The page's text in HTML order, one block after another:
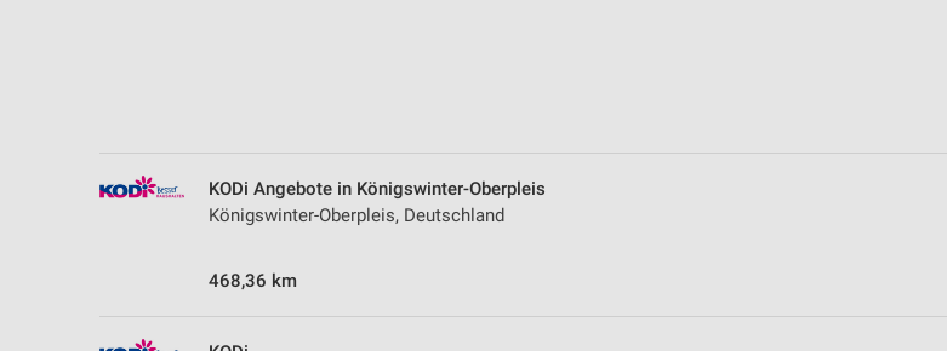
KODi Angebote in Königswinter-Oberpleis
Königswinter-Oberpleis, Deutschland
468,36 km
Messung der Performance von Inhalten
Analyse von Zielgruppen durch Statistiken oder Kombinationen von Daten aus verschiedenen
Entwicklung und Verbesserung der Angebote
Verwendung reduzierter Daten zur Auswahl von Inhalten